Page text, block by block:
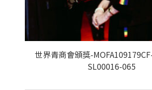
世界青商會頒獎-
SL00016-065